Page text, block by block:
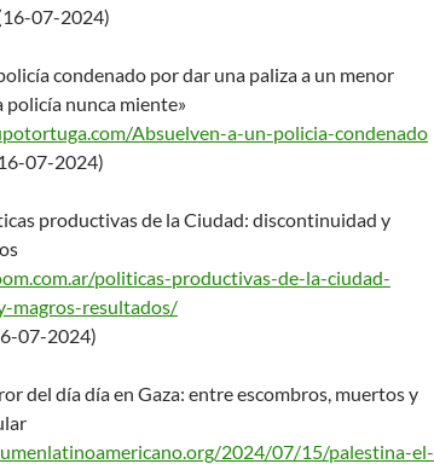
07-2024)
condenado por dar una paliza a un menor
policía nunca miente»
Absuelven-a-un-policia-condenado
07-2024)
productivas de la Ciudad: discontinuidad y
politicas-productivas-de-la-ciudad-
magros-resultados/
07-2024)
del día día en Gaza: entre escombros, muertos y
cano.org/2024/07/15/palestina-el-